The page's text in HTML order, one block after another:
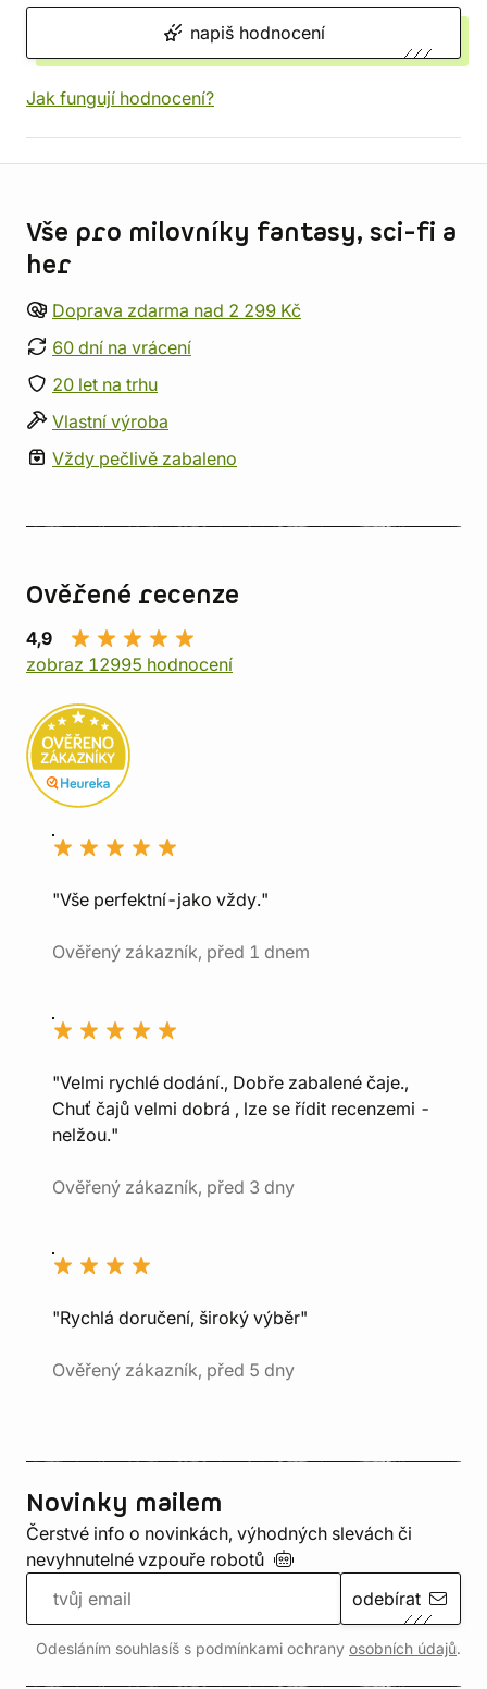
napiš hodnocení
Jak fungují hodnocení?
Vše pro milovníky fantasy, sci-fi a
her
Doprava zdarma nad 2 299 Kč
60 dní na vrácení
20 let na trhu
Vlastní výroba
Vždy pečlivě zabaleno
Ověřené recenze
4,9
zobraz 12995 hodnocení
"Vše perfektní-jako vždy."
Ověřený zákazník, před 1 dnem
"Velmi rychlé dodání., Dobře zabalené čaje.,
Chuť čajů velmi dobrá , lze se řídit recenzemi -
nelžou."
Ověřený zákazník, před 3 dny
"Rychlá doručení, široký výběr"
Ověřený zákazník, před 5 dny
Novinky mailem
Čerstvé info o novinkách, výhodných slevách či
nevyhnutelné vzpouře robotů
odebírat
Odesláním souhlasíš s podmínkami ochrany osobních údajů.